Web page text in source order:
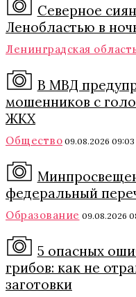
Северное
Ленобластью в
Ленинградская
В МВД
мошенников с
ЖКХ
Общество 09.08.2026 09:03
федеральный
Образование 09.08.2026
5 опасных
грибов: как не
заготовки